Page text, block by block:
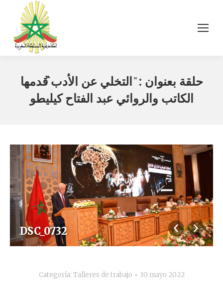
حلقة بعنوان : ̎ التخلي عن الأدب̏ قدمها
الكاتب والروائي عبد الفتاح كيليطو
DSC_0732
Categoría: Talleres de trabajo 30 mayo 2022